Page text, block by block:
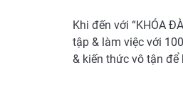
Khi đến với “KHÓA
tập & làm việc với
& kiến thức vô tận để